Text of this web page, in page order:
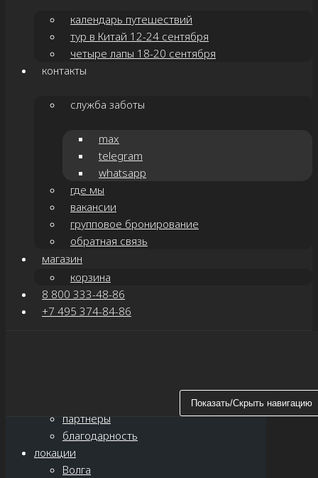
календарь путешествий
тур в Китай 12-24 сентября
четыре лапы 18-20 сентября
контакты
служба заботы
max
telegram
whatsapp
где мы
вакансии
групповое бронирование
обратная связь
магазин
корзина
8 800 333-48-86
+7 495 374-84-86
Показать/Скрыть навигацию
партнёры
благодарность
локации
Волга